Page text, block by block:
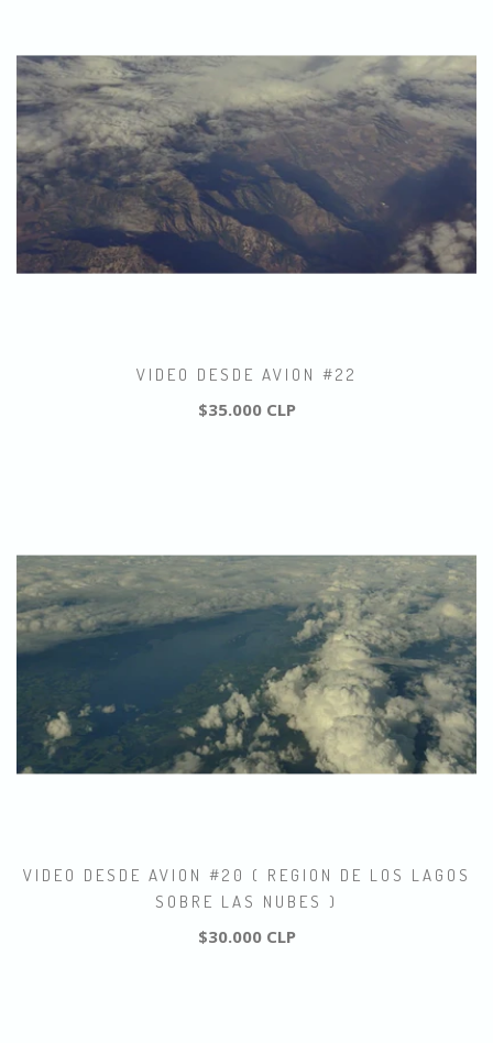
VIDEO DESDE AVION #22
$35.000 CLP
VIDEO DESDE AVION #20 ( REGION DE LOS LAGOS
SOBRE LAS NUBES )
$30.000 CLP